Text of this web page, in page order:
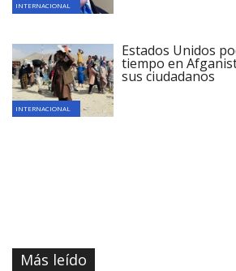
INTERNACIONAL
INTERNACIONAL
Estados Unidos
tiempo en
sus ciudadanos
Más leído